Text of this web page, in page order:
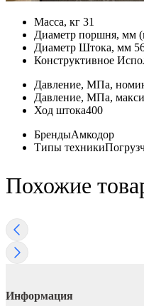
Масса, кг 31
Диаметр поршня, мм
Диаметр Штока, мм
Конструктивное
Давление, МПа,
Давление, МПа,
Ход штока400
БрендыАмкодор
Типы техники
Похожие
Информация